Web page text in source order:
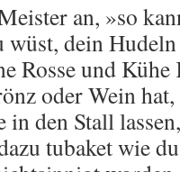
an, »so
wüst, dein
Rosse und Kühe
oder Wein
den Stall
tubaket wie